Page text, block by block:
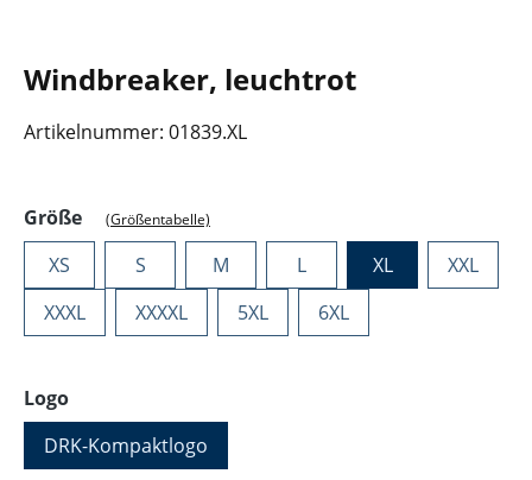
Windbreaker, leuchtrot
Artikelnummer: 01839.XL
Größeauswählen
(Größentabelle)
XS S M L XL
XXL
XXXL
XXXXL 5XL 6XL
Logoauswählen
DRK-Kompaktlogo